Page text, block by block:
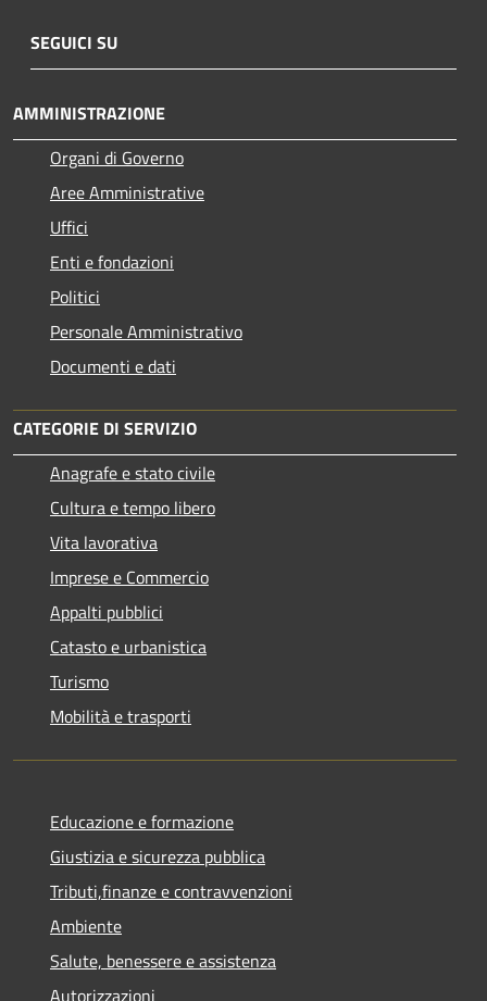
SEGUICI SU
AMMINISTRAZIONE
Organi di Governo
Aree Amministrative
Uffici
Enti e fondazioni
Politici
Personale Amministrativo
Documenti e dati
CATEGORIE DI SERVIZIO
Anagrafe e stato civile
Cultura e tempo libero
Vita lavorativa
Imprese e Commercio
Appalti pubblici
Catasto e urbanistica
Turismo
Mobilità e trasporti
Educazione e formazione
Giustizia e sicurezza pubblica
Tributi,finanze e contravvenzioni
Ambiente
Salute, benessere e assistenza
Autorizzazioni